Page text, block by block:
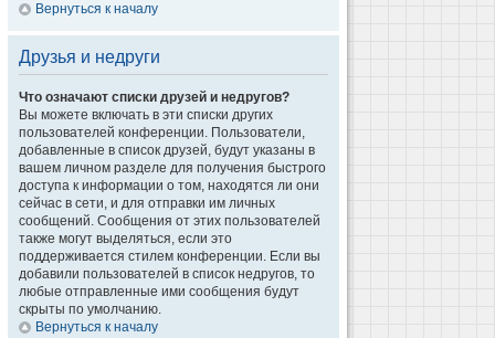
Вернуться к началу
Друзья и недруги
Что означают списки друзей и недругов?
Вы можете включать в эти списки других
пользователей конференции. Пользователи,
добавленные в список друзей, будут указаны в
вашем личном разделе для получения быстрого
доступа к информации о том, находятся ли они
сейчас в сети, и для отправки им личных
сообщений. Сообщения от этих пользователей
также могут выделяться, если это
поддерживается стилем конференции. Если вы
добавили пользователей в список недругов, то
любые отправленные ими сообщения будут
скрыты по умолчанию.
Вернуться к началу